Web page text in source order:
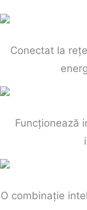
Conectat la
Funcționează
O combinație